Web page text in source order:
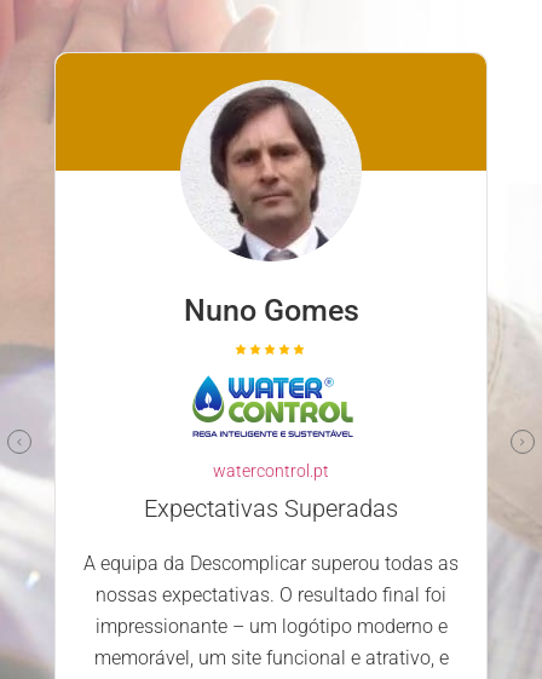
Nuno Gomes
watercontrol.pt
Expectativas Superadas
A equipa da Descomplicar superou todas as
nossas expectativas. O resultado final foi
impressionante – um logótipo moderno e
memorável, um site funcional e atrativo, e